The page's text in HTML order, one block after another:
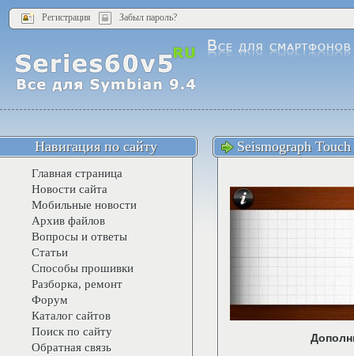
Регистрация Забыл пароль?
Seismograph
Навигация по сайту
Главная страница
Новости сайта
Мобильные новости
Архив файлов
Вопросы и ответы
Статьи
Способы прошивки
Разборка, ремонт
Форум
Каталог сайтов
Поиск по сайту
Обратная связь